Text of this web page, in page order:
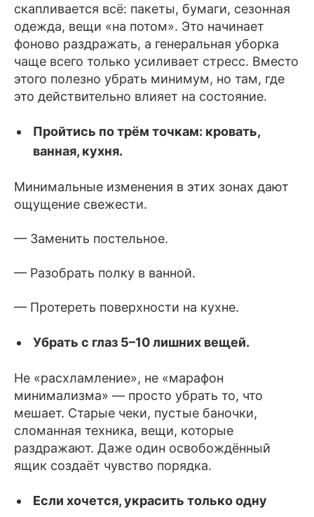
скапливается всё: пакеты, бумаги, сезонная
одежда, вещи «на потом». Это начинает
фоново раздражать, а генеральная уборка
чаще всего только усиливает стресс. Вместо
этого полезно убрать минимум, но там, где
это действительно влияет на состояние.
Пройтись по трём точкам: кровать,
ванная, кухня.
Минимальные изменения в этих зонах дают
ощущение свежести.
— Заменить постельное.
— Разобрать полку в ванной.
— Протереть поверхности на кухне.
Убрать с глаз 5–10 лишних вещей.
Не «расхламление», не «марафон
минимализма» — просто убрать то, что
мешает. Старые чеки, пустые баночки,
сломанная техника, вещи, которые
раздражают. Даже один освобождённый
ящик создаёт чувство порядка.
Если хочется, украсить только одну